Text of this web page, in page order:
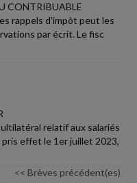
CONTRIBUABLE
rappels d'impôt peut les
par écrit. Le fisc
relatif aux salariés
effet le 1er juillet 2023,
<< Brèves précédent(es)